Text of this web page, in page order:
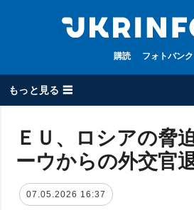
購読 フォトバンク
もっと見る ☰
全てのトピック
被占領地
ＥＵ、ロシアの脅
ーウからの外交官
07.05.2026 16:37